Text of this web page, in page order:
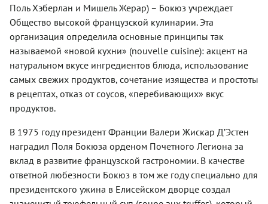
Поль Хэберлан и Мишель Жерар) – Бокюз учреждает
Общество высокой французской кулинарии. Эта
организация определила основные принципы так
называемой «новой кухни» (nouvelle cuisine): акцент на
натуральном вкусе ингредиентов блюда, использование
самых свежих продуктов, сочетание изящества и простоты
в рецептах, отказ от соусов, «перебивающих» вкус
продуктов.
В 1975 году президент Франции Валери Жискар Д’Эстен
наградил Поля Бокюза орденом Почетного Легиона за
вклад в развитие французской гастрономии. В качестве
ответной любезности Бокюз в том же году специально для
президентского ужина в Елисейском дворце создал